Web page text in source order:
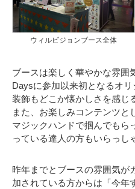
ウィルビジョンブース全体
ブースは楽しく華やかな雰囲
Daysに参加以来初となるオリ
装飾もどこか懐かしさを感じ
また、お楽しみコンテンツと
マジックハンドで掴んでもら
っている達人の方もいらっし
昨年までとブースの雰囲気が
加されている方からは「今年